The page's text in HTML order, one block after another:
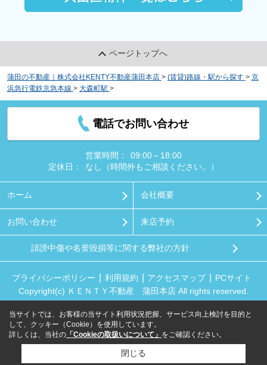
ページトップへ
蒲田の不動産｜株式会社KENTY不動産蒲田本店 > (賃貸)路線・駅から探す > 京
浜急行電鉄京急本線 > 大森町駅 >
電話でお問い合わせ
営業時間：
09:00～18:00
定休日：
なし（時間外もご相談ください。）
ホーム 会社概要
お問い合わせ 来店予約
誹謗中傷や名誉毀損等に関する弊社の方針
プライバシーポリシー 利用規約 アクセスマップ
PCサイト
Copyright(c) ＫＥＮＴＹ不動産 蒲田本店 All rights reserved.
当サイトでは、お客様の当サイト利用状況把握、サービス向上検討を目的と
して、クッキー（Cookie）を使用しています。
詳しくは、当社の 「Cookieの取扱いについて」 をご確認ください。
閉じる